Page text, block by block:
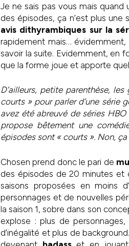
Je ne sais pas vous mais
des épisodes, ça n’est plus
avis dithyrambiques sur la
rapidement mais…
savoir la suite. Evidemment, en
que la forme joue et apporte
D’ailleurs, petite parenthèse,
courts » pour parler d’une série
avez été abreuvé de séries
propose bêtement une
épisodes sont « courts ». Non,
Chosen prend donc le pari de
des épisodes de 20 minutes et
saisons proposées en moins
personnages et de nouvelles
la saison 1, sobre dans son
explose : plus de
d’inégalité et plus de